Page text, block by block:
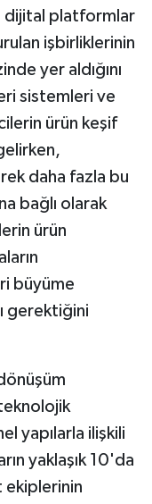
dijital platformlar
işbirliklerinin
yer aldığını
sistemleri ve
ürün keşif
daha fazla bu
bağlı olarak
ürün
büyüme
gerektiğini
yapılarla ilişkili
yaklaşık 10'da
ekiplerinin